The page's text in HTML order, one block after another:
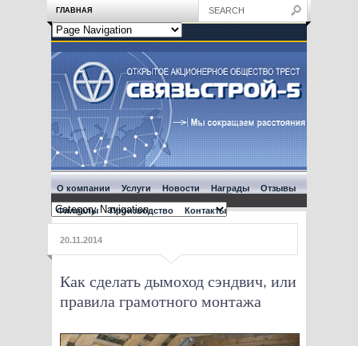
ГЛАВНАЯ
О компании Услуги Новости Награды Отзывы
Филиалы Производство Контакты
20.11.2014
Как сделать дымоход сэндвич, или
правила грамотного монтажа